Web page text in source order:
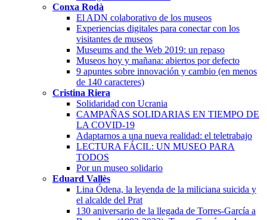
Conxa Rodà
El ADN colaborativo de los museos
Experiencias digitales para conectar con los
visitantes de museos
Museums and the Web 2019: un repaso
Museos hoy y mañana: abiertos por defecto
9 apuntes sobre innovación y cambio (en menos
de 140 caracteres)
Cristina Riera
Solidaridad con Ucrania
CAMPAÑAS SOLIDARIAS EN TIEMPO DE
LA COVID-19
Adaptarnos a una nueva realidad: el teletrabajo
LECTURA FÁCIL: UN MUSEO PARA
TODOS
Por un museo solidario
Eduard Vallès
Lina Ódena, la leyenda de la miliciana suicida y
el alcalde del Prat
130 aniversario de la llegada de Torres-García a